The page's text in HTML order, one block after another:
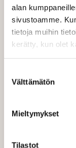
alan
sivustoamme.
tietoja muihin
kerätty, kun olet
valinta
Välttämätön
Mieltymykset
Tilastot
Valitse
MÄÄRÄ: